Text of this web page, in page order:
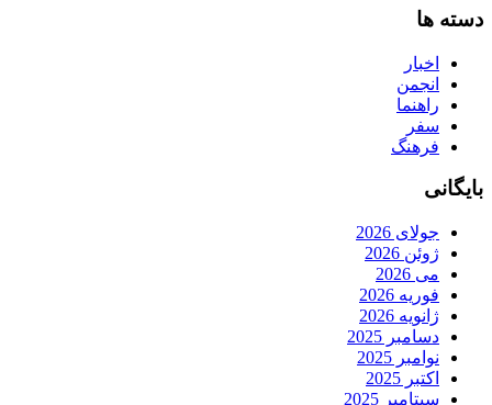
دسته ها
اخبار
انجمن
راهنما
سفر
فرهنگ
بایگانی
جولای 2026
ژوئن 2026
می 2026
فوریه 2026
ژانویه 2026
دسامبر 2025
نوامبر 2025
اکتبر 2025
سپتامبر 2025